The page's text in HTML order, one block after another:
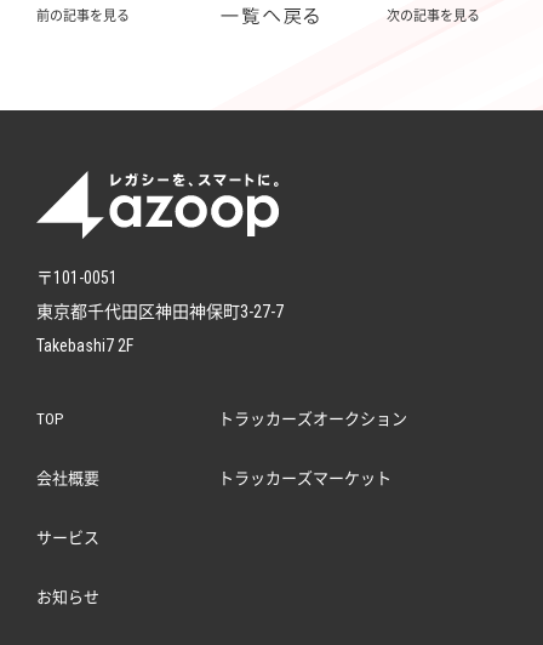
前の記事を見る 次の記事を見る
〒101-0051
東京都千代田区神田神保町3-27-7
Takebashi7 2F
TOP
会社概要
サービス
お知らせ
トラッカーズオークション
トラッカーズマーケット